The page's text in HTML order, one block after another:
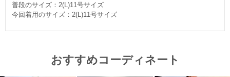
普段のサイズ：2(L)11号サイズ
今回着用のサイズ：2(L)11号サイズ
おすすめコーディネート